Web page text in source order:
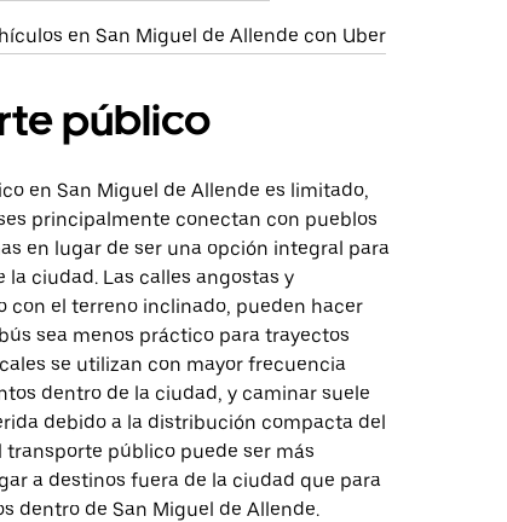
en San Miguel de Allende con Uber
público
en San Miguel de Allende es limitado,
principalmente conectan con pueblos
en lugar de ser una opción integral para
la ciudad. Las calles angostas y
con el terreno inclinado, pueden hacer
sea menos práctico para trayectos
se utilizan con mayor frecuencia
dentro de la ciudad, y caminar suele
debido a la distribución compacta del
transporte público puede ser más
a destinos fuera de la ciudad que para
dentro de San Miguel de Allende.